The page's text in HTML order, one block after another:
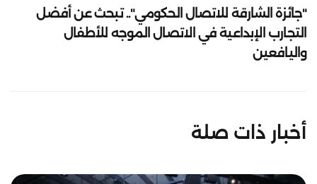
"جائزة الشارقة للاتصال الحكومي".. تبحث عن أفضل
التجارب الإبداعية في الاتصال الموجه للأطفال
واليافعين
أخبار ذات صلة